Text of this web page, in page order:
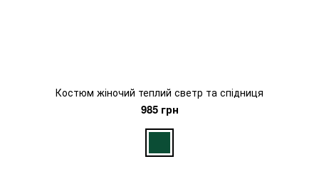
Костюм жіночий теплий светр та спідниця
985 грн